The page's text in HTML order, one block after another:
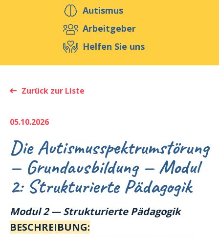
Helfen Sie uns
Veranstaltungen Publikationen
Autismus
Arbeitgeber
Helfen Sie uns
Zurück zur Liste
05.10.2026
Die Autismusspektrumstörung
— Grundausbildung — Modul
2: Strukturierte Pädagogik
Modul 2 — Strukturierte Pädagogik
BESCHREIBUNG: